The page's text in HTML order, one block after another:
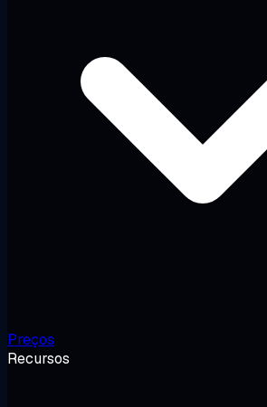
Preços
Recursos